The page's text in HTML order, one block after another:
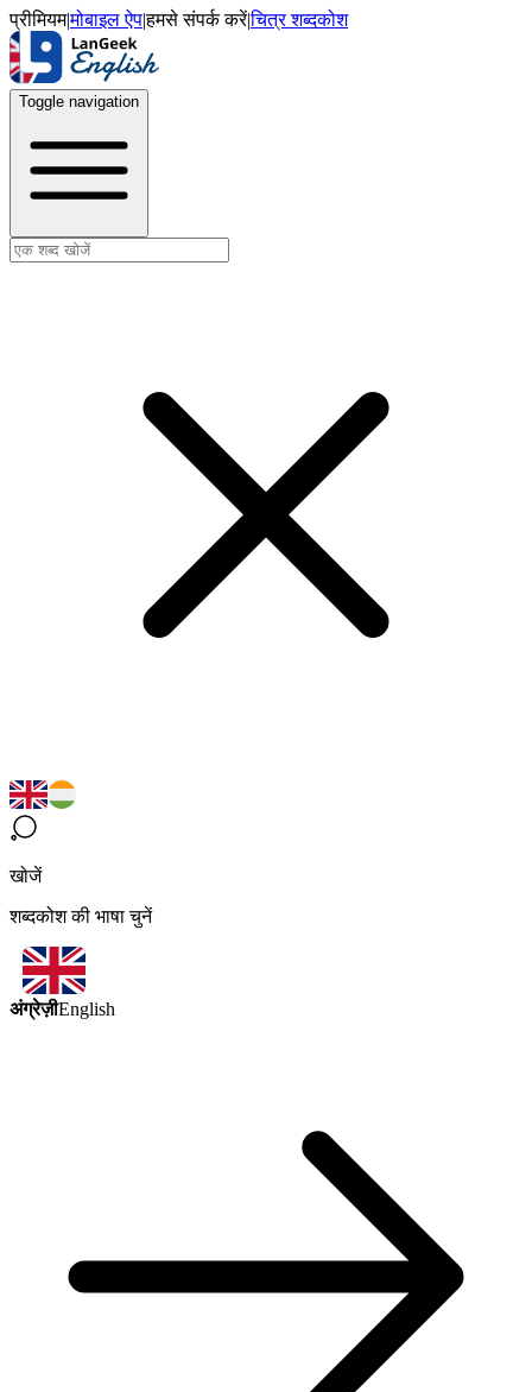
प्रीमियम|मोबाइल ऐप|हमसे संपर्क करें|चित्र शब्दकोश
Toggle navigation
खोजें
शब्दकोश की भाषा चुनें
अंग्रेज़ीEnglish